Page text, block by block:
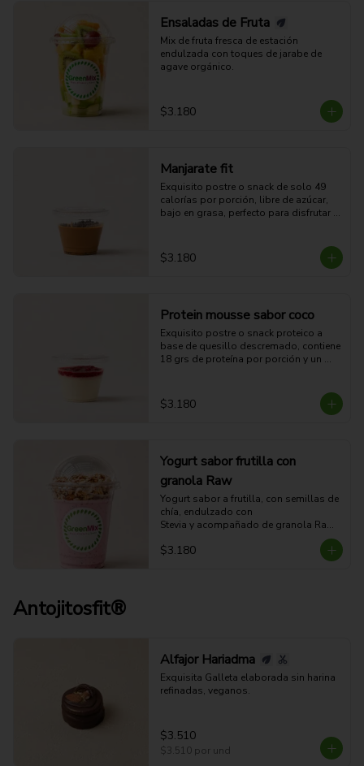
Ensaladas de Fruta
Mix de fruta fresca de estación
endulzada con toques de jarabe de
agave orgánico.
$3.180
Manjarate fit
Exquisito postre o snack de solo 49
calorías por porción, libre de azúcar,
bajo en grasa, perfecto para disfrutar
$3.180
Protein mousse sabor coco
Exquisito postre o snack proteico a
base de quesillo descremado, contiene
18 grs de proteína por porción y un
$3.180
Yogurt sabor frutilla con
granola Raw
Yogurt sabor a frutilla, con semillas de
chía, endulzado con
Stevia y acompañado de granola Raw.
$3.180
Antojitosfit®
Alfajor Hariadma
Exquisita Galleta elaborada sin harina
refinadas, veganos.
$3.510
$3.510por und